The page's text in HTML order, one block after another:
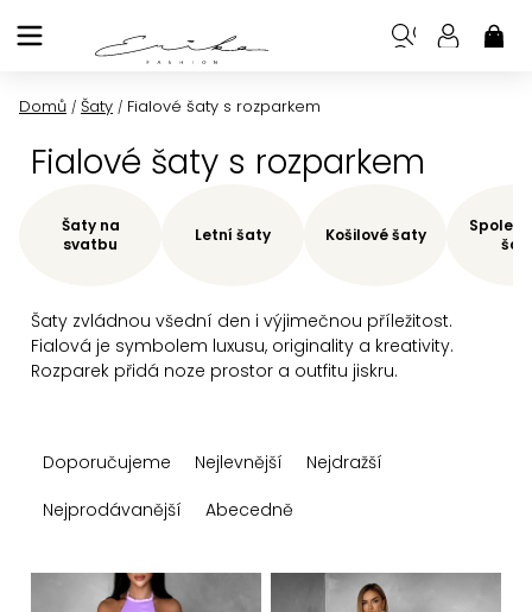
na
Domů / Šaty / Fialové šaty s rozparkem
Fialové šaty s rozparkem
Šaty zvládnou všední den i výjimečnou příležitost.
Fialová je symbolem luxusu, originality a kreativity.
Rozparek přidá noze prostor a outfitu jiskru.
Šaty na
svatbu
Letní šaty Košilové šaty
a
n
Doporučujeme Nejlevnější
Nejdražší
Nejprodávanější
Abecedně